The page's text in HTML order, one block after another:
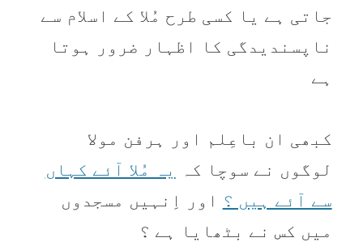
جاتی ہے يا کسی طرح مُلا کے اسلام سے
ناپسنديدگی کا اظہار ضرور ہوتا
ہے
کبھی ان باعِلم اور ہرفن مولا
لوگوں نے سوچا کہ
يہ مُلا آئے کہاں
سے آئے ہيں ؟ اور اِنہيں مسجدوں
میں کس نے بٹھایا ہے ؟